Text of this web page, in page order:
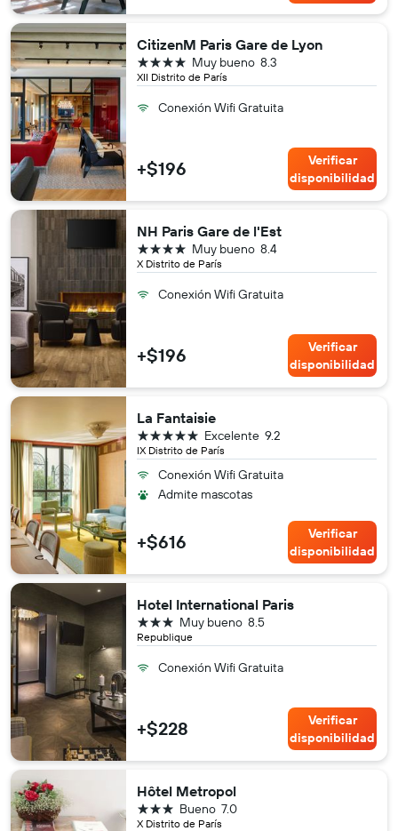
CitizenM Paris Gare de Lyon
XII Distrito de París
8.3
Muy bueno
4 estrellas
Conexión Wifi Gratuita
+$196
Verificar
disponibilidad
NH Paris Gare de l'Est
X Distrito de París
8.4
Muy bueno
4 estrellas
Conexión Wifi Gratuita
+$196
Verificar
disponibilidad
La Fantaisie
IX Distrito de París
9.2
Excelente
5 estrellas
Conexión Wifi Gratuita
Admite mascotas
+$616
Verificar
disponibilidad
Hotel International Paris
Republique
8.5
Muy bueno
3 estrellas
Conexión Wifi Gratuita
+$228
Verificar
disponibilidad
Hôtel Metropol
X Distrito de París
7.0
Bueno
3 estrellas